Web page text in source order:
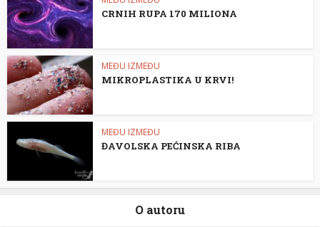
CRNIH RUPA 170 MILIONA
MEĐU IZMEĐU
MIKROPLASTIKA U KRVI!
MEĐU IZMEĐU
ĐAVOLSKA PEĆINSKA RIBA
O autoru